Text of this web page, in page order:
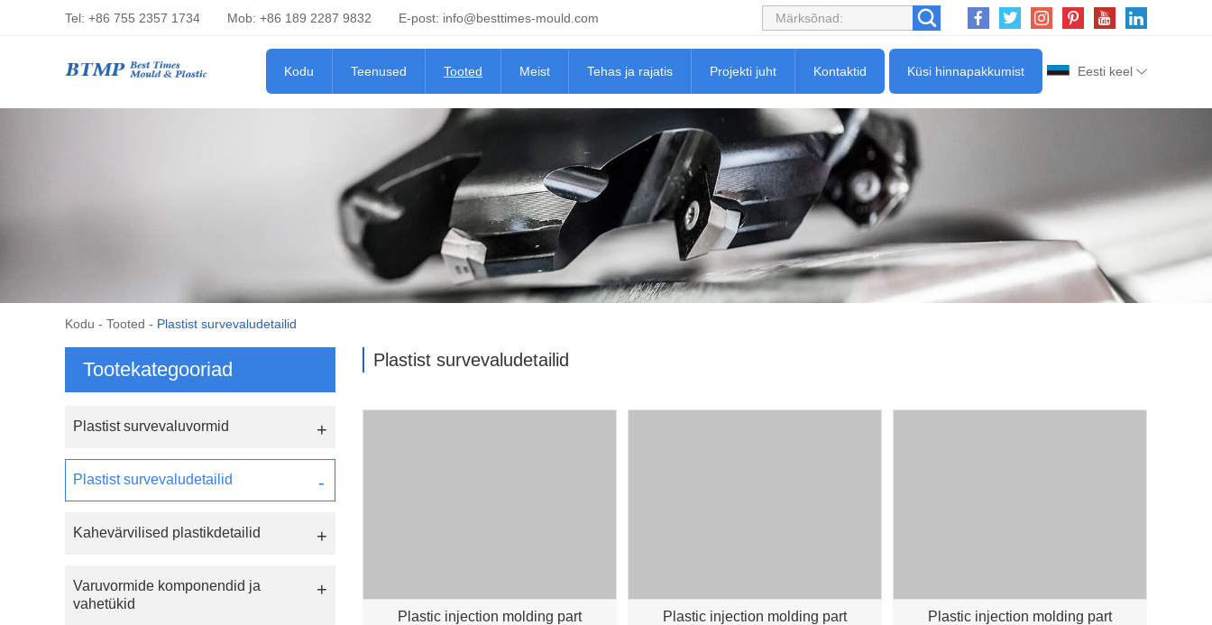
Tel: +86 755 2357 1734 Mob: +86 189 2287 9832 E-post: info@besttimes-mould.com
Eesti keel
Küsi hinnapakkumist
Kodu Teenused Tooted Meist Tehas ja rajatis Projekti juht Kontaktid
Kodu - Tooted - Plastist survevaludetailid
Plastist survevaludetailid
Plastic injection molding part Plastic injection molding part Plastic injection molding part
Tootekategooriad
Plastist survevaluvormid
Plastist survevaludetailid
Kahevärvilised plastikdetailid
Varuvormide komponendid ja
vahetükid